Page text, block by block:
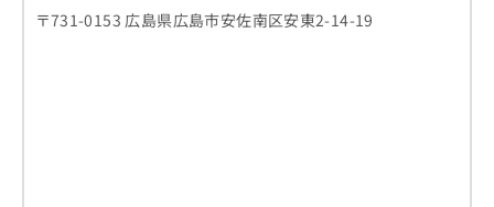
〒731-0153 広島県広島市安佐南区安東2-14-19